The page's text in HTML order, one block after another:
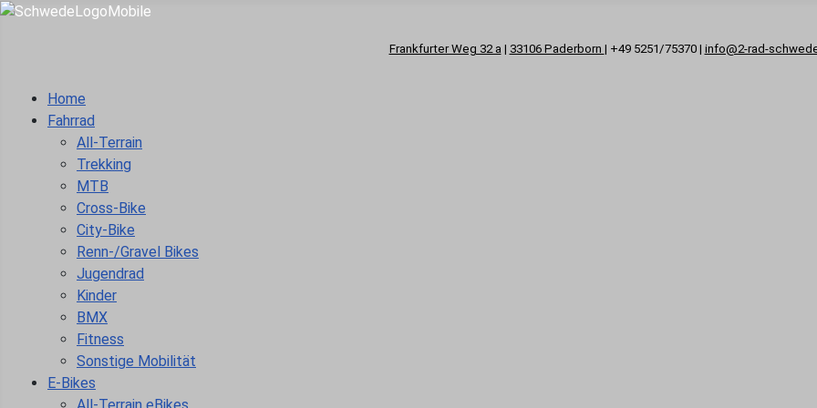
Frankfurter Weg 32 a | 33106 Paderborn | +49 5251/75370 | info@2-rad-
Home
Fahrrad
All-Terrain
Trekking
MTB
Cross-Bike
City-Bike
Renn-/Gravel Bikes
Jugendrad
Kinder
BMX
Fitness
Sonstige Mobilität
E-Bikes